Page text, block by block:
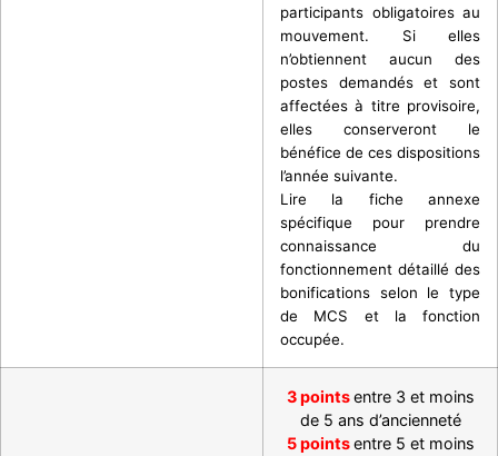
participants obligatoires au
mouvement. Si elles
n’obtiennent aucun des
postes demandés et sont
affectées à titre provisoire,
elles conserveront le
bénéfice de ces dispositions
l’année suivante.
Lire la fiche annexe
spécifique pour prendre
connaissance du
fonctionnement détaillé des
bonifications selon le type
de MCS et la fonction
occupée.
3 pointsentre 3 et moins
de 5 ans d’ancienneté
5 pointsentre 5 et moins